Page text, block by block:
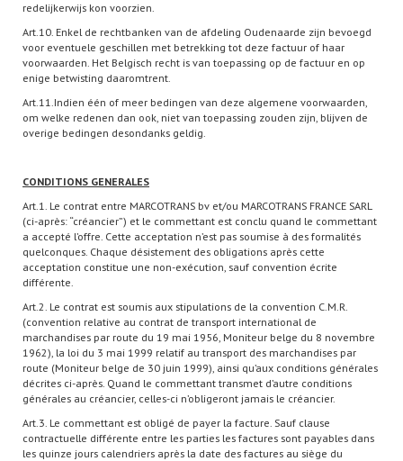
redelijkerwijs kon voorzien.
Art.10. Enkel de rechtbanken van de afdeling Oudenaarde zijn bevoegd
voor eventuele geschillen met betrekking tot deze factuur of haar
voorwaarden. Het Belgisch recht is van toepassing op de factuur en op
enige betwisting daaromtrent.
Art.11.Indien één of meer bedingen van deze algemene voorwaarden,
om welke redenen dan ook, niet van toepassing zouden zijn, blijven de
overige bedingen desondanks geldig.
CONDITIONS GENERALES
Art.1. Le contrat entre MARCOTRANS bv et/ou MARCOTRANS FRANCE SARL
(ci-après: “créancier”) et le commettant est conclu quand le commettant
a accepté l’offre. Cette acceptation n’est pas soumise à des formalités
quelconques. Chaque désistement des obligations après cette
acceptation constitue une non-exécution, sauf convention écrite
différente.
Art.2. Le contrat est soumis aux stipulations de la convention C.M.R.
(convention relative au contrat de transport international de
marchandises par route du 19 mai 1956, Moniteur belge du 8 novembre
1962), la loi du 3 mai 1999 relatif au transport des marchandises par
route (Moniteur belge de 30 juin 1999), ainsi qu’aux conditions générales
décrites ci-après. Quand le commettant transmet d’autre conditions
générales au créancier, celles-ci n’obligeront jamais le créancier.
Art.3. Le commettant est obligé de payer la facture. Sauf clause
contractuelle différente entre les parties les factures sont payables dans
les quinze jours calendriers après la date des factures au siège du